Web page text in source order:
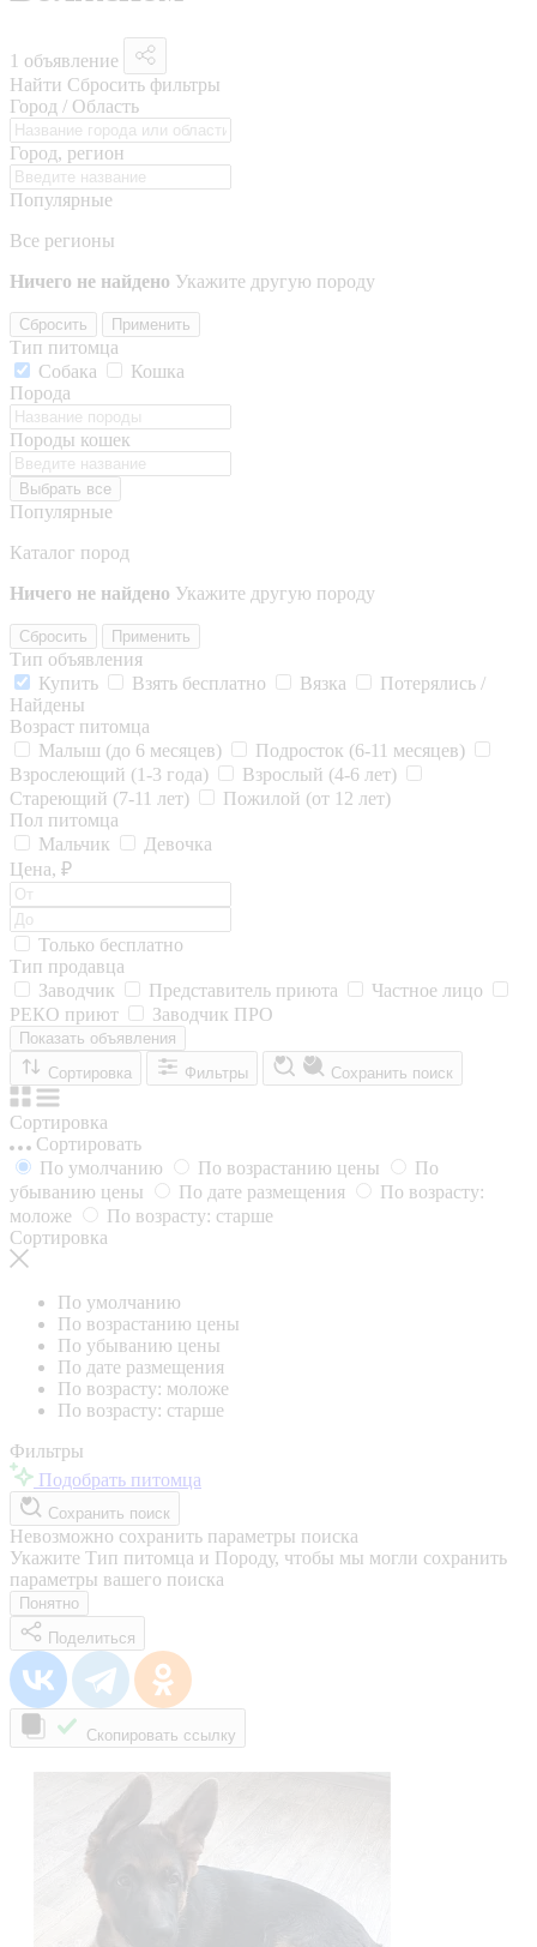
1 объявление
Найти Сбросить фильтры
Город / Область
Город, регион
Популярные
Все регионы
Ничего не найдено Укажите другую породу
Сбросить Применить
Тип питомца
Собака
Кошка
Порода
Породы кошек
Выбрать все
Популярные
Каталог пород
Ничего не найдено Укажите другую породу
Сбросить Применить
Тип объявления
Купить
Взять бесплатно Вязка
Потерялись /
Найдены
Возраст питомца
Малыш (до 6 месяцев)
Подросток (6-11 месяцев)
Взрослеющий (1-3 года)
Взрослый (4-6 лет)
Стареющий (7-11 лет)
Пожилой (от 12 лет)
Пол питомца
Мальчик
Девочка
Цена, ₽
Только бесплатно
Тип продавца
Заводчик
Представитель приюта
Частное лицо
РЕКО приют
Заводчик ПРО
Показать объявления
Сортировка
Фильтры Сохранить поиск
Сортировка
Сортировать
По умолчанию
По возрастанию цены
По
убыванию цены
По дате размещения
По возрасту:
моложе
По возрасту: старше
Сортировка
По умолчанию
По возрастанию цены
По убыванию цены
По дате размещения
По возрасту: моложе
По возрасту: старше
Фильтры
Подобрать питомца
Сохранить поиск
Невозможно сохранить параметры поиска
Укажите Тип питомца и Породу, чтобы мы могли сохранить
параметры вашего поиска
Понятно
Поделиться
Скопировать ссылку